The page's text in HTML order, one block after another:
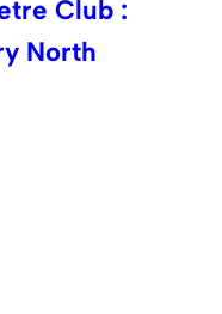
Club :
North